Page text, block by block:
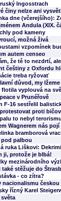
ruský Ingosstrach
činy nelze ani
dne (včerejšího):
Andula (XIX.
pod kameny
možná živá
vzpomínek
autem censeo
že tě to nezdrtí,
češtiny z Oxfordu
treba ryžovať
důvod, my lžeme
flotila vyplouvá na
v Prunéřově
F-16 sestřelil
proti
to nebyl
Wagnerem nás
bramborová
pod palbou
ruka Liškovi:
ji, protože je blbá!
mezinárodního
také stěžuje do
- co zítra?
nacionalismu
řízný Karel